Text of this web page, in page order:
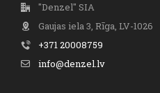
"Denzel" SIA
Gaujas iela 3, Rīga, LV-1026
+371 20008759
info@denzel.lv